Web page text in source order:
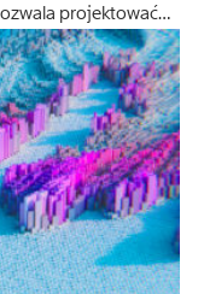
projektować…